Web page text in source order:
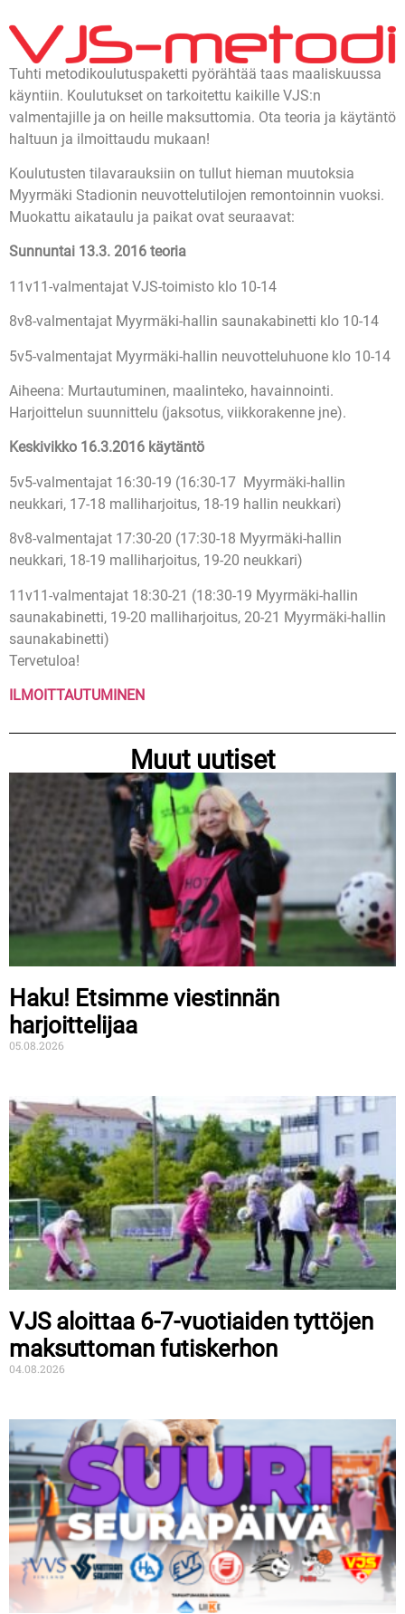
Tuhti metodikoulutuspaketti pyörähtää taas maaliskuussa
käyntiin. Koulutukset on tarkoitettu kaikille VJS:n
valmentajille ja on heille maksuttomia. Ota teoria ja käytäntö
haltuun ja ilmoittaudu mukaan!
Koulutusten tilavarauksiin on tullut hieman muutoksia
Myyrmäki Stadionin neuvottelutilojen remontoinnin vuoksi.
Muokattu aikataulu ja paikat ovat seuraavat:
Sunnuntai 13.3. 2016 teoria
11v11-valmentajat VJS-toimisto klo 10-14
8v8-valmentajat Myyrmäki-hallin saunakabinetti klo 10-14
5v5-valmentajat Myyrmäki-hallin neuvotteluhuone klo 10-14
Aiheena: Murtautuminen, maalinteko, havainnointi.
Harjoittelun suunnittelu (jaksotus, viikkorakenne jne).
Keskivikko 16.3.2016 käytäntö
5v5-valmentajat 16:30-19 (16:30-17 Myyrmäki-hallin
neukkari, 17-18 malliharjoitus, 18-19 hallin neukkari)
8v8-valmentajat 17:30-20 (17:30-18 Myyrmäki-hallin
neukkari, 18-19 malliharjoitus, 19-20 neukkari)
11v11-valmentajat 18:30-21 (18:30-19 Myyrmäki-hallin
saunakabinetti, 19-20 malliharjoitus, 20-21 Myyrmäki-hallin
saunakabinetti)
Tervetuloa!
ILMOITTAUTUMINEN
Muut uutiset
Haku! Etsimme viestinnän
harjoittelijaa
05.08.2026
VJS aloittaa 6-7-vuotiaiden tyttöjen
maksuttoman futiskerhon
04.08.2026